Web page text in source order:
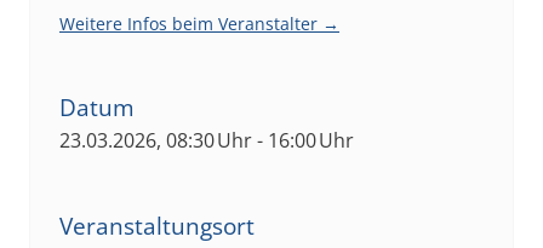
Weitere Infos beim Veranstalter →
Datum
23.03.2026, 08:30 Uhr - 16:00 Uhr
Veranstaltungsort